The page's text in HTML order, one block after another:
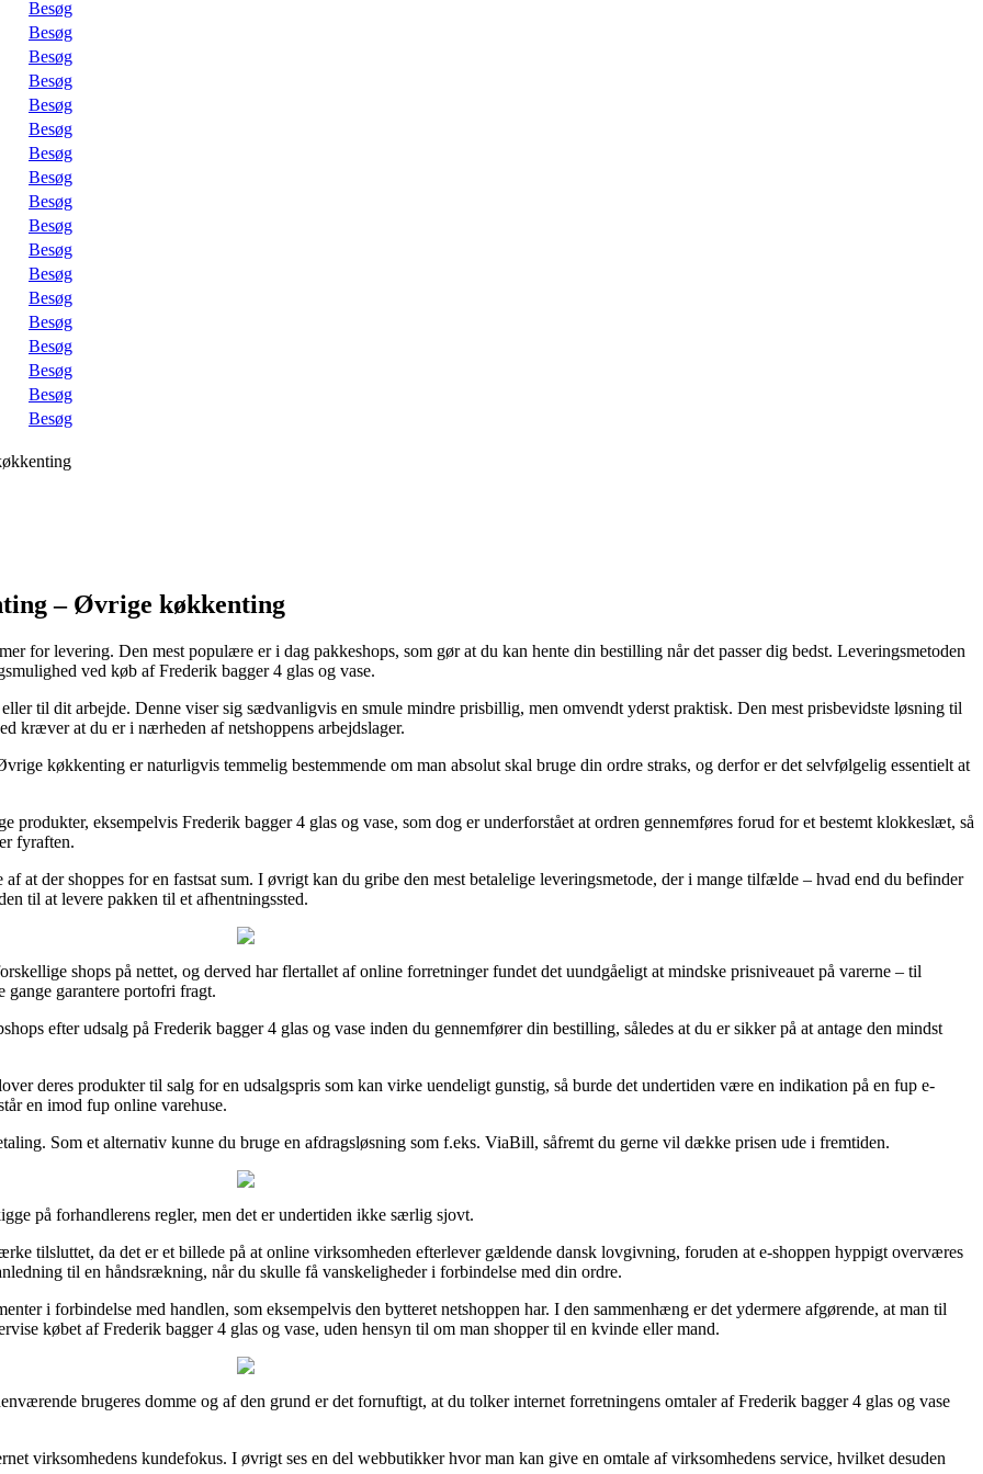
Besøg
Besøg
Besøg
Besøg
Besøg
Besøg
Besøg
Besøg
Besøg
Besøg
Besøg
Besøg
Besøg
Besøg
Besøg
Besøg
Besøg
Besøg
– Øvrige køkkenting
for levering. Den mest populære er i dag pakkeshops, som gør at du kan hente din bestilling når det passer dig bedst. Leveringsmetoden
ved køb af Frederik bagger 4 glas og vase.
til dit arbejde. Denne viser sig sædvanligvis en smule mindre prisbillig, men omvendt yderst praktisk. Den mest prisbevidste løsning til
kræver at du er i nærheden af netshoppens arbejdslager.
køkkenting er naturligvis temmelig bestemmende om man absolut skal bruge din ordre straks, og derfor er det selvfølgelig essentielt at
eksempelvis Frederik bagger 4 glas og vase, som dog er underforstået at ordren gennemføres forud for et bestemt klokkeslæt, så
fyraften.
at der shoppes for en fastsat sum. I øvrigt kan du gribe den mest betalelige leveringsmetode, der i mange tilfælde – hvad end du befinder
til at levere pakken til et afhentningssted.
shops på nettet, og derved har flertallet af online forretninger fundet det uundgåeligt at mindske prisniveauet på varerne – til
garantere portofri fragt.
efter udsalg på Frederik bagger 4 glas og vase inden du gennemfører din bestilling, således at du er sikker på at antage den mindst
deres produkter til salg for en udsalgspris som kan virke uendeligt gunstig, så burde det undertiden være en indikation på en fup e-
en imod fup online varehuse.
Som et alternativ kunne du bruge en afdragsløsning som f.eks. ViaBill, såfremt du gerne vil dække prisen ude i fremtiden.
på forhandlerens regler, men det er undertiden ikke særlig sjovt.
tilsluttet, da det er et billede på at online virksomheden efterlever gældende dansk lovgivning, foruden at e-shoppen hyppigt overværes
til en håndsrækning, når du skulle få vanskeligheder i forbindelse med din ordre.
i forbindelse med handlen, som eksempelvis den bytteret netshoppen har. I den sammenhæng er det ydermere afgørende, at man til
købet af Frederik bagger 4 glas og vase, uden hensyn til om man shopper til en kvinde eller mand.
brugeres domme og af den grund er det fornuftigt, at du tolker internet forretningens omtaler af Frederik bagger 4 glas og vase
virksomhedens kundefokus. I øvrigt ses en del webbutikker hvor man kan give en omtale af virksomhedens service, hvilket desuden